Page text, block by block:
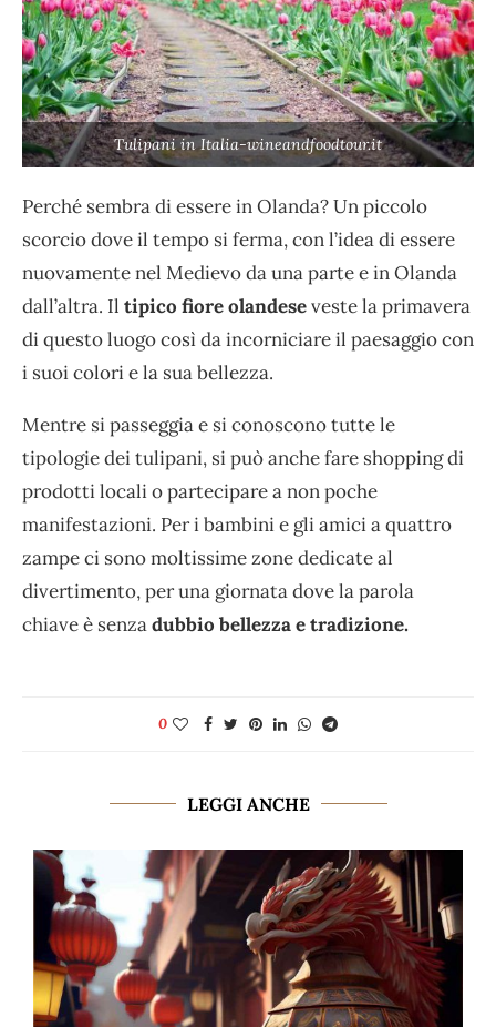
Tulipani in Italia-wineandfoodtour.it
Perché sembra di essere in Olanda? Un piccolo
scorcio dove il tempo si ferma, con l’idea di essere
nuovamente nel Medievo da una parte e in Olanda
dall’altra. Il tipico fiore olandeseveste la primavera
di questo luogo così da incorniciare il paesaggio con
i suoi colori e la sua bellezza.
Mentre si passeggia e si conoscono tutte le
tipologie dei tulipani, si può anche fare shopping di
prodotti locali o partecipare a non poche
manifestazioni. Per i bambini e gli amici a quattro
zampe ci sono moltissime zone dedicate al
divertimento, per una giornata dove la parola
chiave è senzadubbio bellezza e tradizione.
0
LEGGI ANCHE